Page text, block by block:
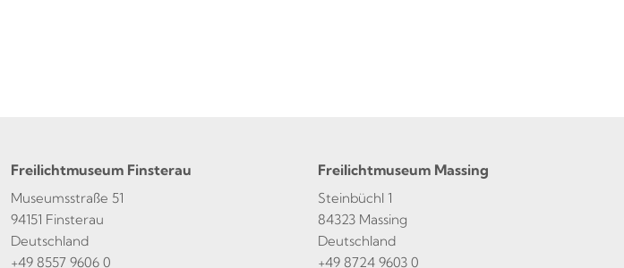
Freilichtmuseum Finsterau
Museumsstraße 51
94151 Finsterau
Deutschland
+49 8557 9606 0
Freilichtmuseum Massing
Steinbüchl 1
84323 Massing
Deutschland
+49 8724 9603 0